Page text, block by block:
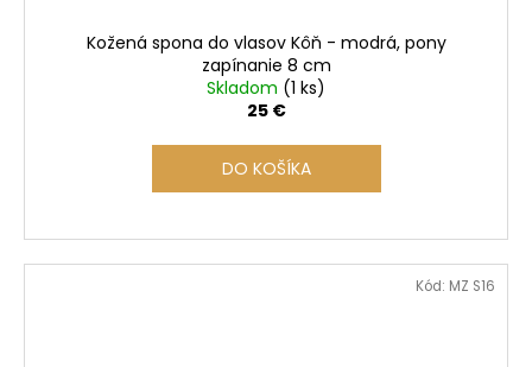
Kožená spona do vlasov Kôň - modrá, pony
zapínanie 8 cm
Skladom (1 ks)
25 €
DO KOŠÍKA
Kód: MZ S16